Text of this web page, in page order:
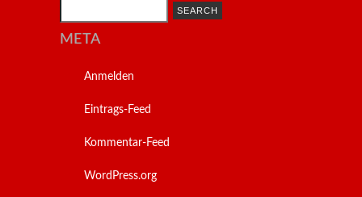
META
Anmelden
Eintrags-Feed
Kommentar-Feed
WordPress.org